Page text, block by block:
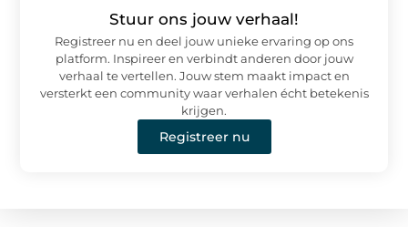
Stuur ons jouw verhaal!
Registreer nu en deel jouw unieke ervaring op ons
platform. Inspireer en verbindt anderen door jouw
verhaal te vertellen. Jouw stem maakt impact en
versterkt een community waar verhalen écht betekenis
krijgen.
Registreer nu